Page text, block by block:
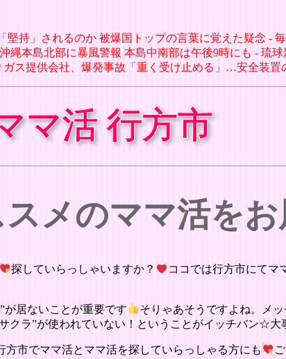
堅持」されるのか 被爆国トップの言葉に覚えた疑念 -
縄本島北部に暴風警報 本島中南部は午後9時にも - 琉
ガス提供会社、爆発事故「重く受け止める」…安全装置
マ活 行方市
メのママ活をお
探していらっしゃいますか？ ココでは行方市にてマ
が居ないことが重要です そりゃあそうですよね。メ
クラ”が使われていない！ということがイッチバン☆大
方市でママ活とママ活を探していらっしゃる方にも